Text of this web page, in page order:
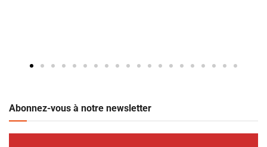
Abonnez-vous à notre newsletter